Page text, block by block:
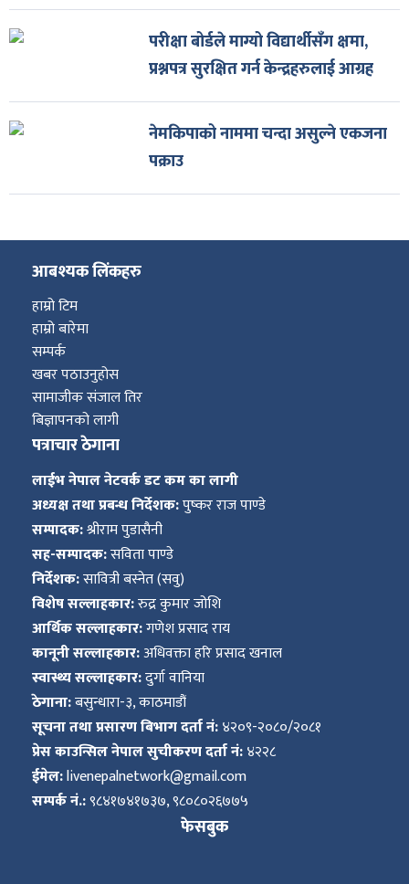
परीक्षा बोर्डले माग्यो विद्यार्थीसँग क्षमा,
प्रश्नपत्र सुरक्षित गर्न केन्द्रहरुलाई आग्रह
नेमकिपाको नाममा चन्दा असुल्ने एकजना
पक्राउ
आबश्यक लिंकहरु
हाम्रो टिम
हाम्रो बारेमा
सम्पर्क
खबर पठाउनुहोस
सामाजीक संजाल तिर
बिज्ञापनको लागी
पत्राचार ठेगाना
लाईभ नेपाल नेटवर्क डट कम का लागी
अध्यक्ष तथा प्रबन्ध निर्देशक:पुष्कर राज पाण्डे
सम्पादक:श्रीराम पुडासैनी
सह-सम्पादक:सविता पाण्डे
निर्देशक:सावित्री बस्नेत (सवु)
विशेष सल्लाहकार:रुद्र कुमार जोशि
आर्थिक सल्लाहकार:गणेश प्रसाद राय
कानूनी सल्लाहकार:अधिवक्ता हरि प्रसाद खनाल
स्वास्थ्य सल्लाहकार:दुर्गा वानिया
ठेगाना:बसुन्धारा-३, काठमाडौं
सूचना तथा प्रसारण बिभाग दर्ता नं:४२०९-२०८०/२०८१
प्रेस काउन्सिल नेपाल सुचीकरण दर्ता नं:४२२८
ईमेल:livenepalnetwork@gmail.com
सम्पर्क नं.:९८४१७४१७३७, ९८०८०२६७७५
फेसबुक